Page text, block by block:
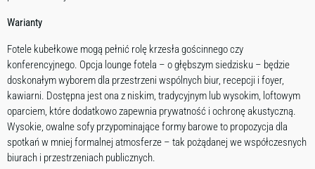
Warianty
Fotele kubełkowe mogą pełnić rolę krzesła gościnnego czy
konferencyjnego. Opcja lounge fotela – o głębszym siedzisku – będzie
doskonałym wyborem dla przestrzeni wspólnych biur, recepcji i foyer,
kawiarni. Dostępna jest ona z niskim, tradycyjnym lub wysokim, loftowym
oparciem, które dodatkowo zapewnia prywatność i ochronę akustyczną.
Wysokie, owalne sofy przypominające formy barowe to propozycja dla
spotkań w mniej formalnej atmosferze – tak pożądanej we współczesnych
biurach i przestrzeniach publicznych.